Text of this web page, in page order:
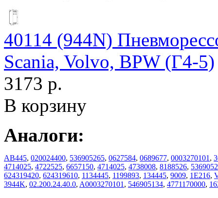
40114 (944N)
Scania, Volvo, BPW (Г4-5)
3173 р.
В корзину
Аналоги:
AB445, 020024400, 536905265, 0627584, 0689677, 0003270101,
4714025, 4722525, 6657150, 4714025, 4738008, 8188526,
624319420, 624319610, 1134445, 1199893, 134445, 9009, 1E216,
3944K, 02.200.24.40.0, A0003270101, 546905134, 4771170000,